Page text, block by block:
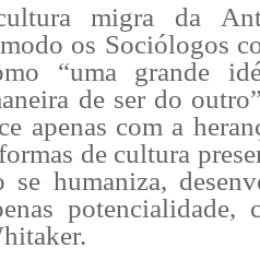
migra da
os Sociólogos
“uma grande
de ser do
apenas com a
de cultura
se humaniza,
potencialidade,